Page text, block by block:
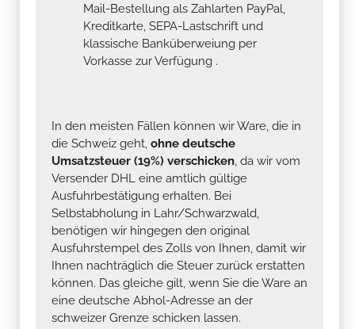
Mail-Bestellung als Zahlarten PayPal,
Kreditkarte, SEPA-Lastschrift und
klassische Banküberweiung per
Vorkasse zur Verfügung .
In den meisten Fällen können wir Ware, die in
die Schweiz geht, ohne deutsche
Umsatzsteuer (19%) verschicken, da wir vom
Versender DHL eine amtlich gültige
Ausfuhrbestätigung erhalten. Bei
Selbstabholung in Lahr/Schwarzwald,
benötigen wir hingegen den original
Ausfuhrstempel des Zolls von Ihnen, damit wir
Ihnen nachträglich die Steuer zurück erstatten
können. Das gleiche gilt, wenn Sie die Ware an
eine deutsche Abhol-Adresse an der
schweizer Grenze schicken lassen.